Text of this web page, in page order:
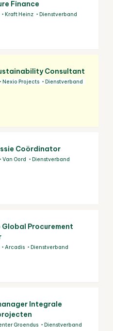
Finance
Kraft Heinz Dienstverband
Consultant
Nexio Projects Dienstverband
Coördinator
Van Oord Dienstverband
Global Procurement
Arcadis Dienstverband
Integrale
Groendus Dienstverband